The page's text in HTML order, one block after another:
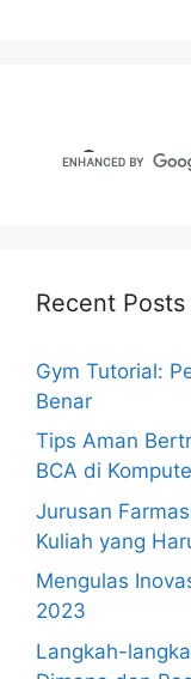
Recent Posts
Gym Tutorial:
Benar
Tips Aman
BCA di
Jurusan
Kuliah yang
Mengulas
2023
Langkah-